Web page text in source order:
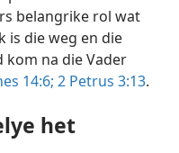
belangrike rol wat
is die weg en die
kom na die Vader
14:6; 2 Petrus 3:13.
het